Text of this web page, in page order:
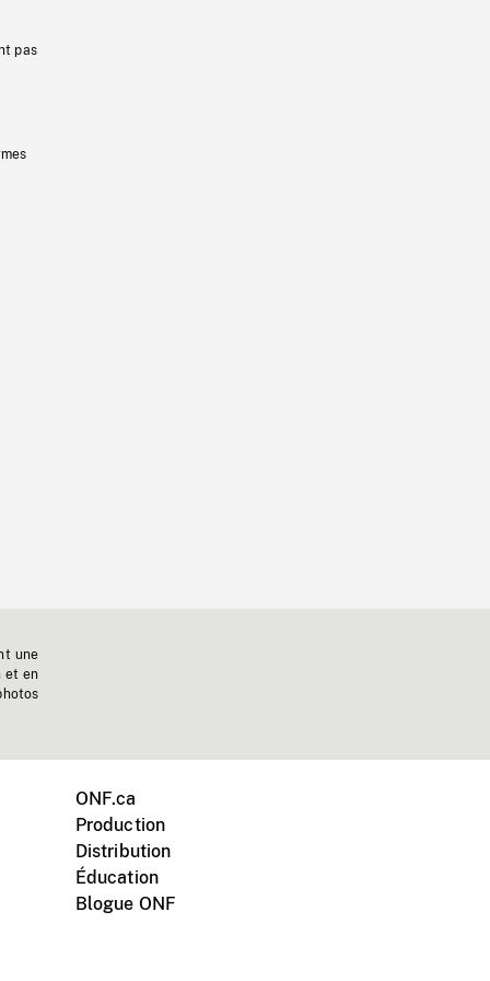
pas
une
et en
ONF.ca
Production
Distribution
Éducation
Blogue ONF